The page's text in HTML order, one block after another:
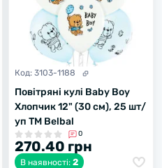
Код: 3103-1188
Повітряні кулі Baby Boy
Хлопчик 12" (30 см), 25 шт/
уп TM Belbal
0
270.40 грн
В наявності: 2